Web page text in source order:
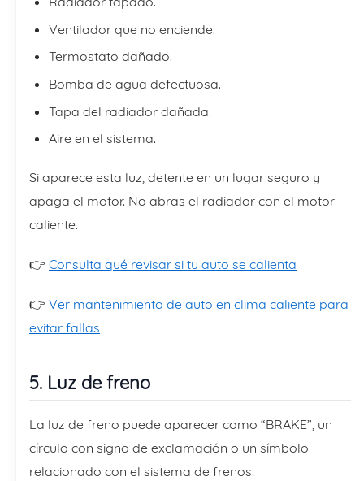
Ventilador que no enciende.
Termostato dañado.
Bomba de agua defectuosa.
Tapa del radiador dañada.
Aire en el sistema.
Si aparece esta luz, detente en un lugar seguro y
apaga el motor. No abras el radiador con el motor
caliente.
👉 Consulta qué revisar si tu auto se calienta
👉 Ver mantenimiento de auto en clima caliente para
evitar fallas
5. Luz de freno
La luz de freno puede aparecer como “BRAKE”, un
círculo con signo de exclamación o un símbolo
relacionado con el sistema de frenos.